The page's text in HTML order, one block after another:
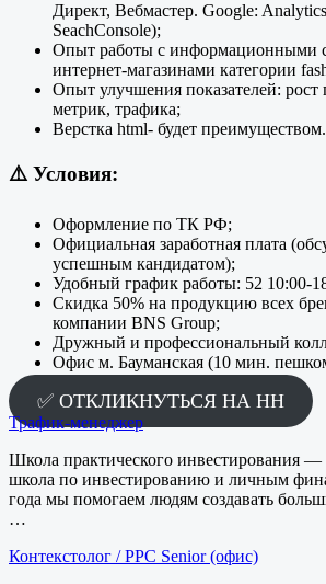
Директ, Вебмастер. Google:
SeachConsole);
Опыт работы с информационными
интернет-магазинами категории
Опыт улучшения показателей: рост
метрик, трафика;
Верстка html- будет преимуществом.
⚠️ Условия:
Оформление по ТК РФ;
Официальная заработная плата
успешным кандидатом);
Удобный график работы: 52 10:00-
Скидка 50% на продукцию всех
компании BNS Group;
Дружный и профессиональный
Офис м. Бауманская (10 мин.
✅ ОТКЛИКНУТЬСЯ НА HH
Трафик-менеджер
Школа практического инвестирования —
школа по инвестированию и личным
года мы помогаем людям создавать
…
Контекстолог / PPC Senior (офис)